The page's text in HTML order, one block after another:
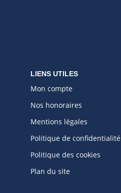
LIENS UTILES
Mon compte
Nos honoraires
Mentions légales
Politique de confidentialité
Politique des cookies
Plan du site